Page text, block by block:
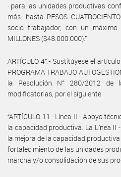
· para las unidades productivas
más: hasta PESOS
socio trabajador, con un máximo
MILLONES ($48.000.000).”
ARTÍCULO 4°.- Sustitúyese el
PROGRAMA TRABAJO
la Resolución N° 280/2012 de
modificatorias, por el siguiente:
“ARTÍCULO 11.- Línea II - Apoyo
la capacidad productiva. La Línea II
la mejora de la capacidad
fortalecimiento de las unidades
marcha y/o consolidación de sus